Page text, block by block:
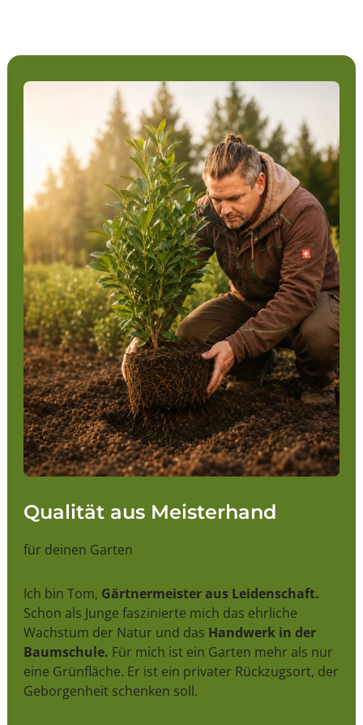
Qualität aus Meisterhand
für deinen Garten
Ich bin Tom, Gärtnermeister aus Leidenschaft.
Schon als Junge faszinierte mich das ehrliche
Wachstum der Natur und das Handwerk in der
Baumschule. Für mich ist ein Garten mehr als nur
eine Grünfläche. Er ist ein privater Rückzugsort, der
Geborgenheit schenken soll.